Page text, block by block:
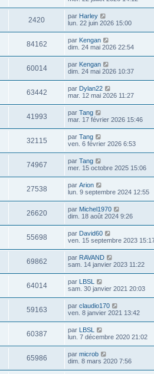
2420 par Harley
lun. 22 juin 2026 15:00
84162 par Kengan
dim. 24 mai 2026 22:54
60014 par Kengan
dim. 24 mai 2026 10:37
63442 par Dylan22
mar. 12 mai 2026 11:27
41993 par Tang
mar. 17 février 2026 15:46
32115 par Tang
ven. 6 février 2026 6:53
74967 par Tang
mer. 15 octobre 2025 15:06
27538 par Arion
lun. 9 septembre 2024 12:55
26620 par Michel1970
dim. 18 août 2024 9:26
55698 par David60
ven. 15 septembre 2023
69862 par RAVAND
sam. 14 janvier 2023 11:22
64014 par LBSL
sam. 30 janvier 2021 20:03
59163 par claudio170
ven. 8 janvier 2021 13:42
60387 par LBSL
lun. 7 décembre 2020 21:02
65986 par microb
dim. 8 mars 2020 7:56